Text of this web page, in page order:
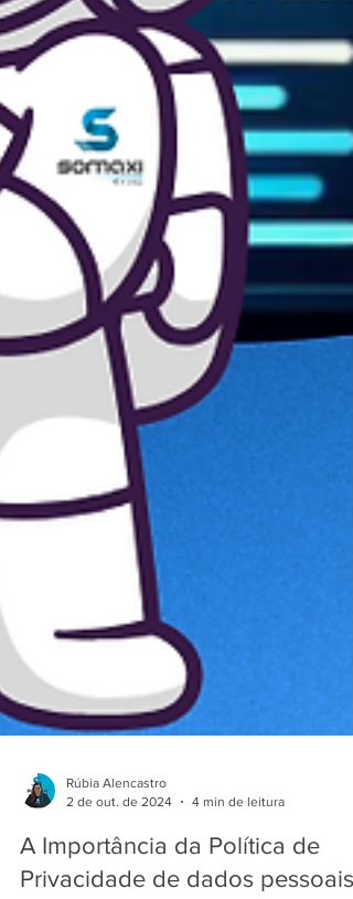
2 de out. de 2024
4 min de leitura
A Importância da Política de